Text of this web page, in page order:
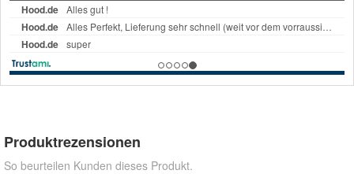
Produktrezensionen
So beurteilen Kunden dieses Produkt.